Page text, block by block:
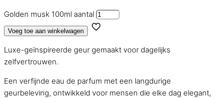
Golden musk 100ml aantal
Voeg toe aan winkelwagen
Luxe-geïnspireerde geur gemaakt voor dagelijks
zelfvertrouwen.
Een verfijnde eau de parfum met een langdurige
geurbeleving, ontwikkeld voor mensen die elke dag elegant,